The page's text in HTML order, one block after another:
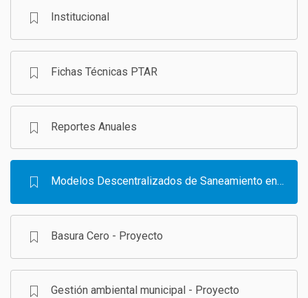
GESTIÓN DE RESIDUOS SÓLIDOS
ECO SAN
COMUNICACIÓN Y GESTIÓN DEL CONOCIMIENTO
CONVOCATORIAS
Institucional
Fichas Técnicas PTAR
Reportes Anuales
Modelos Descentralizados de Saneamiento en Bolivia - Programa
Basura Cero - Proyecto
Gestión ambiental municipal - Proyecto